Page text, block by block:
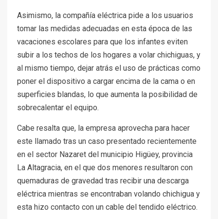
Asimismo, la compañía eléctrica pide a los usuarios
tomar las medidas adecuadas en esta época de las
vacaciones escolares para que los infantes eviten
subir a los techos de los hogares a volar chichiguas, y
al mismo tiempo, dejar atrás el uso de prácticas como
poner el dispositivo a cargar encima de la cama o en
superficies blandas, lo que aumenta la posibilidad de
sobrecalentar el equipo.
Cabe resalta que, la empresa aprovecha para hacer
este llamado tras un caso presentado recientemente
en el sector Nazaret del municipio Higüey, provincia
La Altagracia, en el que dos menores resultaron con
quemaduras de gravedad tras recibir una descarga
eléctrica mientras se encontraban volando chichigua y
esta hizo contacto con un cable del tendido eléctrico.